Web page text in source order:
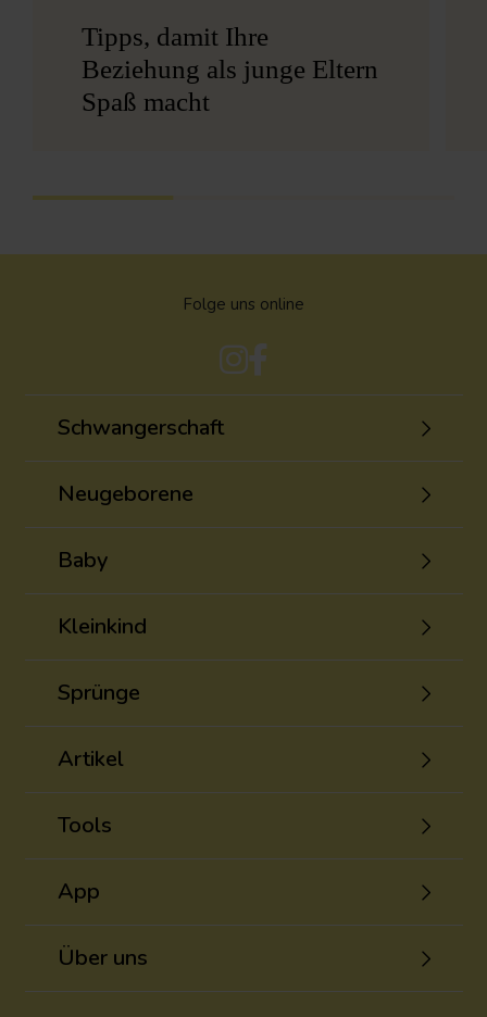
Tipps, damit Ihre
Beziehung als junge Eltern
Spaß macht
Folge uns online
Schwangerschaft
Neugeborene
Baby
Kleinkind
Sprünge
Artikel
Tools
App
Über uns